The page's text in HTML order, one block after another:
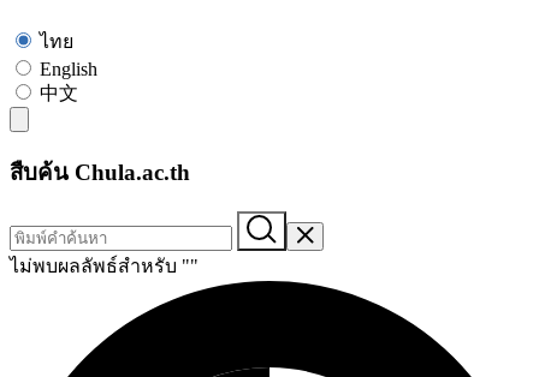
ไทย
English
中文
สืบค้น Chula.ac.th
ไม่พบผลลัพธ์สำหรับ ""